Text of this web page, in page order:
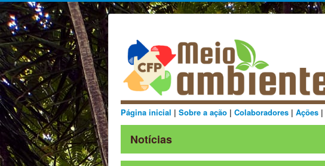
Página inicial | Sobre a ação | Colaboradores | Ações |
Notícias